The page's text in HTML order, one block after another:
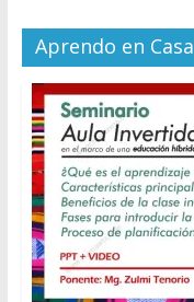
Aprendo en Casa